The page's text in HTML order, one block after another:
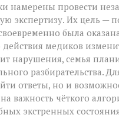
намерены провести
экспертизу. Их цель —
была
действия медиков
нарушения, семья
разбирательства.
ответы, но и
важность чёткого
экстренных